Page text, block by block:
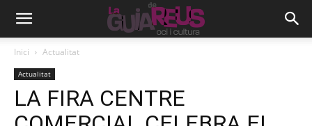
Inici Actualitat
Actualitat
LA FIRA CENTRE